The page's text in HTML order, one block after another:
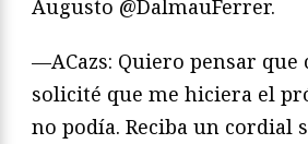
Augusto @DalmauFerrer.
—ACazs: Quiero pensar que
solicité que me hiciera el
no podía. Reciba un cordial